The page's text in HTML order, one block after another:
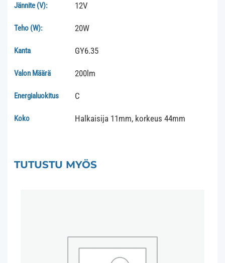
Jännite (V): 12V
Teho (W): 20W
Kanta GY6.35
Valon Määrä 200lm
Energialuokitus C
Koko Halkaisija 11mm, korkeus 44mm
TUTUSTU MYÖS